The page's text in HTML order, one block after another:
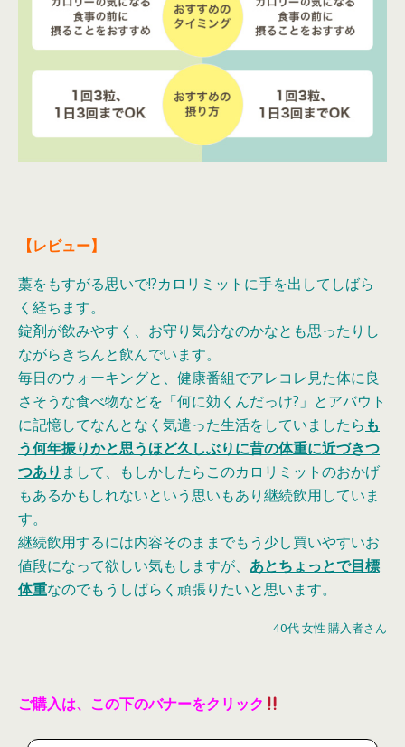
【レビュー】
藁をもすがる思いで!?カロリミットに手を出してしばら
く経ちます。
錠剤が飲みやすく、お守り気分なのかなとも思ったりし
ながらきちんと飲んでいます。
毎日のウォーキングと、健康番組でアレコレ見た体に良
さそうな食べ物などを「何に効くんだっけ?」とアバウト
に記憶してなんとなく気遣った生活をしていましたら も
う何年振りかと思うほど久しぶりに昔の体重に近づきつ
つあり まして、もしかしたらこのカロリミットのおかげ
もあるかもしれないという思いもあり継続飲用していま
す。
継続飲用するには内容そのままでもう少し買いやすいお
値段になって欲しい気もしますが、 あとちょっとで目標
体重なのでもうしばらく頑張りたいと思います。
40代 女性 購入者さん
ご購入は、この下のバナーをクリック